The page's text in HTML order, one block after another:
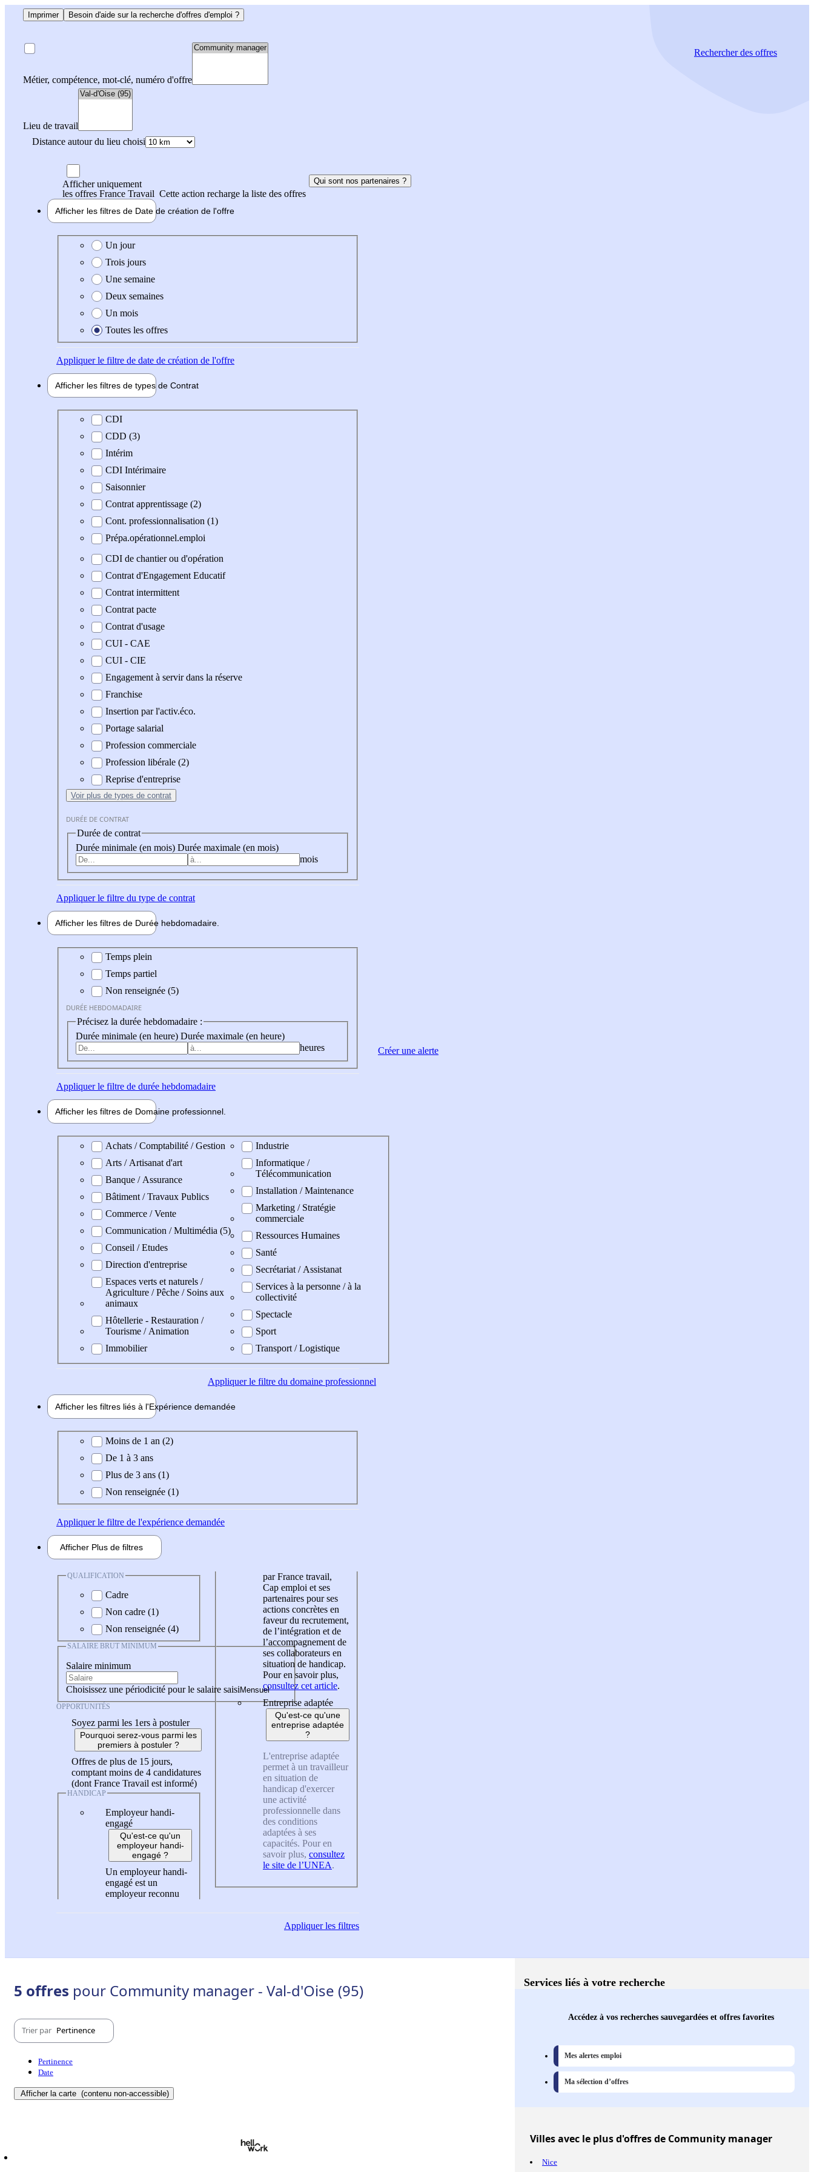
Imprimer Besoin d'aide sur la recherche d'offres d'emploi ?
Métier, compétence, mot-clé, numéro d'offre
Lieu de travail
Distance autour du lieu choisi
Rechercherdes offres
Afficher uniquement
les offres France Travail Cette action recharge la liste des offres
Qui sont nos partenaires ?
Afficher les filtres de Date de création de l'offre
Date de création de l'offre
Un jour
Trois jours
Une semaine
Deux semaines
Un mois
Toutes les offres
Appliquerle filtre de date de création de l'offre
Afficher les filtres de types de Contrat
Type de contrat
CDI
CDD (3)
Intérim
CDI Intérimaire
Saisonnier
Contrat apprentissage (2)
Cont. professionnalisation (1)
Prépa.opérationnel.emploi
CDI de chantier ou d'opération
Contrat d'Engagement Educatif
Contrat intermittent
Contrat pacte
Contrat d'usage
CUI - CAE
CUI - CIE
Engagement à servir dans la réserve
Franchise
Insertion par l'activ.éco.
Portage salarial
Profession commerciale
Profession libérale (2)
Reprise d'entreprise
Voir plus de types de contrat
DURÉE DE CONTRAT
Durée de contrat
Durée minimale (en mois) Durée maximale (en mois)
mois
Appliquerle filtre du type de contrat
Afficher les filtres de Durée hebdomadaire
Durée hebdomadaire
Temps plein
Temps partiel
Non renseignée (5)
DURÉE HEBDOMADAIRE
Précisez la durée hebdomadaire :
Durée minimale (en heure) Durée maximale (en heure)
heures
Appliquerle filtre de durée hebdomadaire
Afficher les filtres de Domaine professionnel
Domaine professionel
Achats / Comptabilité / Gestion
Arts / Artisanat d'art
Banque / Assurance
Bâtiment / Travaux Publics
Commerce / Vente
Communication / Multimédia (5)
Conseil / Etudes
Direction d'entreprise
Espaces verts et naturels /
Agriculture / Pêche / Soins aux
animaux
Hôtellerie - Restauration /
Tourisme / Animation
Immobilier
Industrie
Informatique /
Télécommunication
Installation / Maintenance
Marketing / Stratégie
commerciale
Ressources Humaines
Santé
Secrétariat / Assistanat
Services à la personne / à la
collectivité
Spectacle
Sport
Transport / Logistique
Appliquerle filtre du domaine professionnel
Afficher les filtres liés à l'Expérience demandée
Expérience demandée
Moins de 1 an (2)
De 1 à 3 ans
Plus de 3 ans (1)
Non renseignée (1)
Appliquerle filtre de l'expérience demandée
Afficher Plus de filtres
QUALIFICATION
Cadre
Non cadre (1)
Non renseignée (4)
SALAIRE BRUT MINIMUM
Salaire minimum
Choisissez une périodicité pour le salaire saisi
OPPORTUNITÉS
Soyez parmi les 1ers à postuler
Pourquoi serez-vous parmi les
premiers à postuler ?
Offres de plus de 15 jours,
comptant moins de 4 candidatures
(dont France Travail est informé)
HANDICAP
Employeur handi-
engagé
Qu'est-ce qu'un
employeur handi-
engagé ?
Un employeur handi-
engagé est un
employeur reconnu
par France travail,
Cap emploi et ses
partenaires pour ses
actions concrètes en
faveur du recrutement,
de l’intégration et de
l’accompagnement de
ses collaborateurs en
situation de handicap.
Pour en savoir plus,
consultez cet article.
Entreprise adaptée
Qu'est-ce qu'une
entreprise adaptée
?
L'entreprise adaptée
permet à un travailleur
en situation de
handicap d'exercer
une activité
professionnelle dans
des conditions
adaptées à ses
capacités. Pour en
savoir plus, consultez
le site de l’UNEA.
Appliquerles filtres
Créer une alerte
5 offres pour Community manager - Val-d'Oise (95)
Trier par Pertinence
Pertinence
Date
Afficher la carte (contenu non-accessible)
Services liés à votre recherche
Accédez à vos recherches sauvegardées et offres favorites
Mes alertes emploi
Ma sélection d’offres
Villesavec le plus d'offres de Community manager
Nice